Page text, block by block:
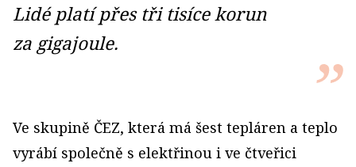
Lidé platí přes tři tisíce korun
za gigajoule.
Ve skupině ČEZ, která má šest tepláren a teplo
vyrábí společně s elektřinou i ve čtveřici